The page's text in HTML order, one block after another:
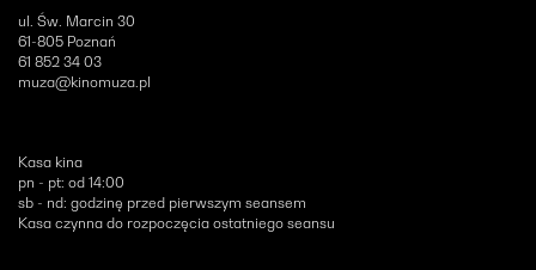
ul. Św. Marcin 30
61-805 Poznań
61 852 34 03
muza@kinomuza.pl
Kasa kina
pn - pt: od 14:00
sb - nd: godzinę przed pierwszym seansem
Kasa czynna do rozpoczęcia ostatniego seansu